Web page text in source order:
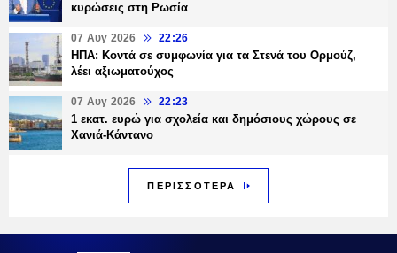
κυρώσεις στη Ρωσία
07 Αυγ 2026 22:26
ΗΠΑ: Κοντά σε συμφωνία για τα Στενά του Ορμούζ,
λέει αξιωματούχος
07 Αυγ 2026 22:23
1 εκατ. ευρώ για σχολεία και δημόσιους χώρους σε
Χανιά-Κάντανο
ΠΕΡΙΣΣΟΤΕΡΑ